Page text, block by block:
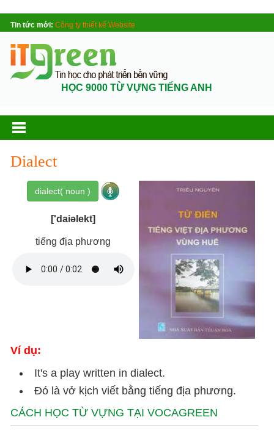
Tin tức mới: Công ty thiết kế Website
HỌC 9000 TỪ VỰNG TIẾNG ANH
Dialect
dialect( noun )
['daiəlekt]
tiếng địa phương
Ví dụ:
It's a play written in dialect.
Đó là vở kịch viết bằng tiếng địa phương.
CÁCH HỌC TỪ VỰNG TẠI VOCAGREEN